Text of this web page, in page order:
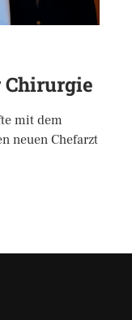
Chirurgie
mit dem
neuen Chefarzt